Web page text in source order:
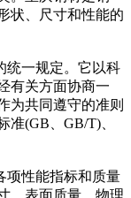
状、尺寸和性能的
统一规定。它以科
有关方面协商一
为共同遵守的准则
(GB、GB/T)、
项性能指标和质量
、表面质量、物理